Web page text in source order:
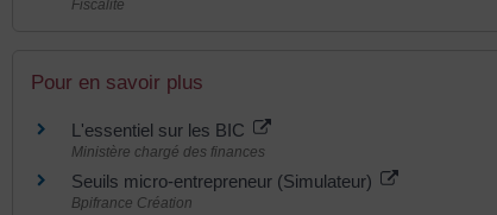
Fiscalité
Pour en savoir plus
L'essentiel sur les BIC
Ministère chargé des finances
Seuils micro-entrepreneur (Simulateur)
Bpifrance Création